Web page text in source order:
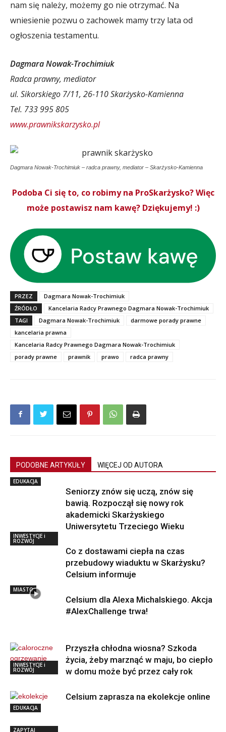
nam się należy, możemy go nie otrzymać. Na
wniesienie pozwu o zachowek mamy trzy lata od
ogłoszenia testamentu.
Dagmara Nowak-Trochimiuk
Radca prawny, mediator
ul. Sikorskiego 7/11, 26-110 Skarżysko-Kamienna
Tel. 733 995 805
www.prawnikskarzysko.pl
Dagmara Nowak-Trochimiuk – radca prawny, mediator – Skarżysko-Kamienna
Podoba Ci się to, co robimy na ProSkarżysko? Więc
może postawisz nam kawę? Dziękujemy! :)
PRZEZ
Dagmara Nowak-Trochimiuk
ŹRÓDŁO
Kancelaria Radcy Prawnego Dagmara Nowak-Trochimiuk
TAGI
Dagmara Nowak-Trochimiuk
darmowe porady prawne
kancelaria prawna
Kancelaria Radcy Prawnego Dagmara Nowak-Trochimiuk
porady prawne
prawnik prawo radca prawny
PODOBNE ARTYKUŁY WIĘCEJ OD AUTORA
EDUKACJA
Seniorzy znów się uczą, znów się
bawią. Rozpoczął się nowy rok
akademicki Skarżyskiego
Uniwersytetu Trzeciego Wieku
INWESTYCJE i
ROZWÓJ
Co z dostawami ciepła na czas
przebudowy wiaduktu w Skarżysku?
Celsium informuje
MIASTO
Celsium dla Alexa Michalskiego. Akcja
#AlexChallenge trwa!
INWESTYCJE i
ROZWÓJ
Przyszła chłodna wiosna? Szkoda
życia, żeby marznąć w maju, bo ciepło
w domu może być przez cały rok
EDUKACJA
Celsium zaprasza na ekolekcje online
ZAPYTAJ